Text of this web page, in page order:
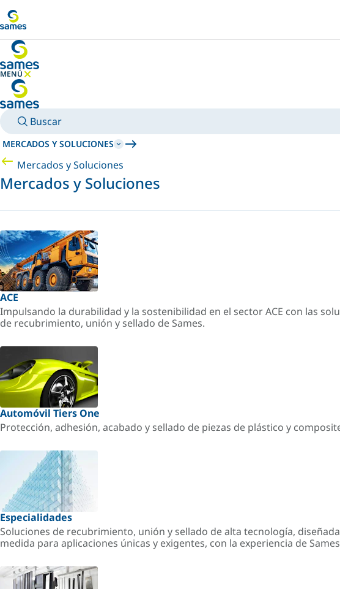
MENÚ
OCULTAR MENÚ
Buscar
MERCADOS Y SOLUCIONES
Mercados y Soluciones
Mercados y Soluciones
ACE
Impulsando la durabilidad y la sostenibilidad en el sector ACE con las
de recubrimiento, unión y sellado de Sames.
Automóvil Tiers One
Protección, adhesión, acabado y sellado de piezas de plástico y
Especialidades
Soluciones de recubrimiento, unión y sellado de alta tecnología,
medida para aplicaciones únicas y exigentes, con la experiencia de